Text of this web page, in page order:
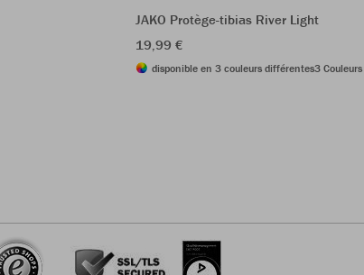
JAKO Protège-tibias River Light
19,99 €
disponible en 3 couleurs différentes3 Couleurs